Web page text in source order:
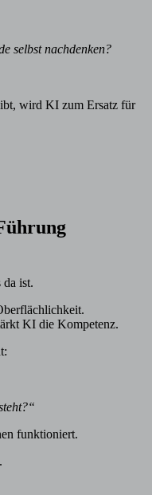
selbst nachdenken?
wird KI zum Ersatz für
ist.
KI die Kompetenz.
funktioniert.